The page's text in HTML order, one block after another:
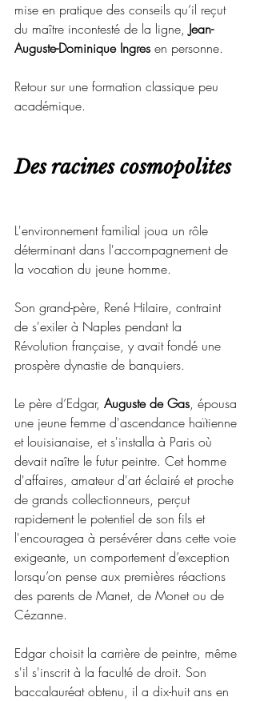
mise en pratique des conseils qu’il reçut
du maître incontesté de la ligne, Jean-
Auguste-Dominique Ingres en personne.
Retour sur une formation classique peu
académique.
Des racines cosmopolites
L'environnement familial joua un rôle
déterminant dans l'accompagnement de
la vocation du jeune homme.
Son grand-père, René Hilaire, contraint
de s'exiler à Naples pendant la
Révolution française, y avait fondé une
prospère dynastie de banquiers.
Le père d’Edgar, Auguste de Gas, épousa
une jeune femme d'ascendance haïtienne
et louisianaise, et s'installa à Paris où
devait naître le futur peintre. Cet homme
d'affaires, amateur d'art éclairé et proche
de grands collectionneurs, perçut
rapidement le potentiel de son fils et
l'encouragea à persévérer dans cette voie
exigeante, un comportement d’exception
lorsqu’on pense aux premières réactions
des parents de Manet, de Monet ou de
Cézanne.
Edgar choisit la carrière de peintre, même
s'il s'inscrit à la faculté de droit. Son
baccalauréat obtenu, il a dix-huit ans en